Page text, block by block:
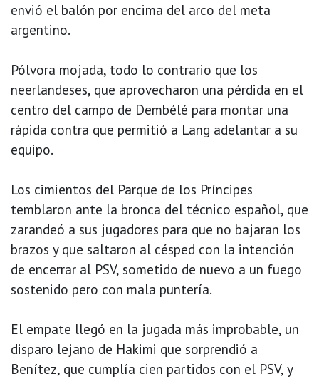
envió el balón por encima del arco del meta
argentino.
Pólvora mojada, todo lo contrario que los
neerlandeses, que aprovecharon una pérdida en el
centro del campo de Dembélé para montar una
rápida contra que permitió a Lang adelantar a su
equipo.
Los cimientos del Parque de los Príncipes
temblaron ante la bronca del técnico español, que
zarandeó a sus jugadores para que no bajaran los
brazos y que saltaron al césped con la intención
de encerrar al PSV, sometido de nuevo a un fuego
sostenido pero con mala puntería.
El empate llegó en la jugada más improbable, un
disparo lejano de Hakimi que sorprendió a
Benítez, que cumplía cien partidos con el PSV, y